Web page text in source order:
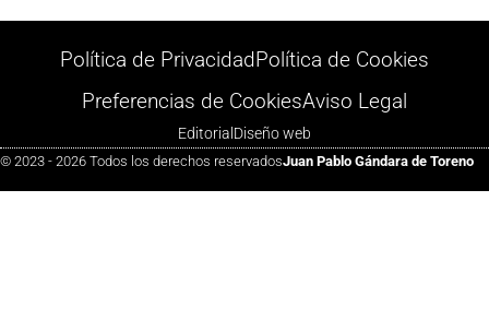
Política de PrivacidadPolítica de Cookies
Preferencias de CookiesAviso Legal
Editorial Diseño web
© 2023 - 2026 Todos los derechos reservadosJuan Pablo Gándara de Toreno